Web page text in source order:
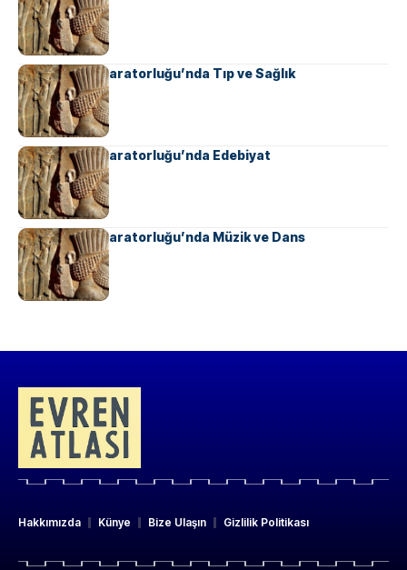
Ahameniş İmparatorluğu’nda Tıp ve Sağlık
Ahameniş İmparatorluğu’nda Edebiyat
Ahameniş İmparatorluğu’nda Müzik ve Dans
Hakkımızda Künye Bize Ulaşın Gizlilik Politikası